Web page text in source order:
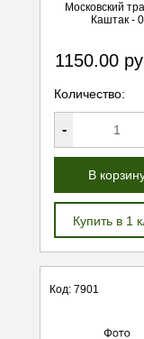
Московский
Каштак - 0
1150.00
Количество:
-
В
Купить в 1
Код: 7901